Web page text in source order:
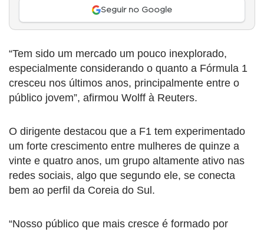
Seguir no Google
“Tem sido um mercado um pouco inexplorado,
especialmente considerando o quanto a Fórmula 1
cresceu nos últimos anos, principalmente entre o
público jovem”, afirmou Wolff à Reuters.
O dirigente destacou que a F1 tem experimentado
um forte crescimento entre mulheres de quinze a
vinte e quatro anos, um grupo altamente ativo nas
redes sociais, algo que segundo ele, se conecta
bem ao perfil da Coreia do Sul.
“Nosso público que mais cresce é formado por